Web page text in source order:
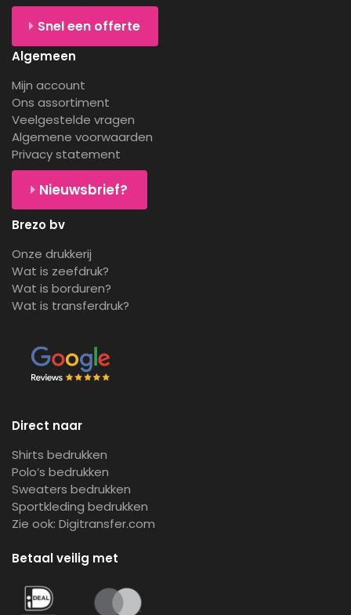
Snel een offerte
Algemeen
Mijn account
Ons assortiment
Veelgestelde vragen
Algemene voorwaarden
Privacy statement
Nieuwsbrief?
Brezo bv
Onze drukkerij
Wat is zeefdruk?
Wat is borduren?
Wat is transferdruk?
Direct naar
Shirts bedrukken
Polo’s bedrukken
Sweaters bedrukken
Sportkleding bedrukken
Zie ook: Digitransfer.com
Betaal veilig met